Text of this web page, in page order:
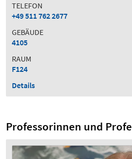
TELEFON
+49 511 762 2677
GEBÄUDE
4105
RAUM
F124
Details
Professorinnen und